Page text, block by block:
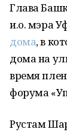
Глава
и.о. мэра
дома, в
дома на
время
форума
Рустам